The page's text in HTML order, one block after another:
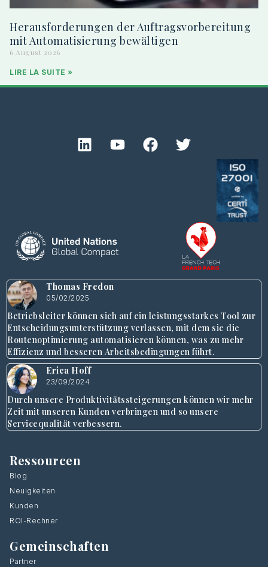
Herausforderungen der Auftragsvorbereitung
mit Automatisierung bewältigen
6 August 2026
LIRE LA SUITE »
Thomas Fredon
05/02/2025
Betriebsleiter können sich auf ein leistungsstarkes Tool zur
Entscheidungsunterstützung verlassen, mit dem sie die
Routenoptimierung automatisieren können, was zu mehr
Effizienz und besseren Arbeitsbedingungen führt.
Erica Hoff
23/09/2024
Durch unsere Produktivitätssteigerungen können wir mehr
Zeit mit unseren Kunden verbringen und so unsere
Servicequalität verbessern.
Ressourcen
Blog
Neuigkeiten
Kunden
ROI-Rechner
Gemeinschaften
Partner